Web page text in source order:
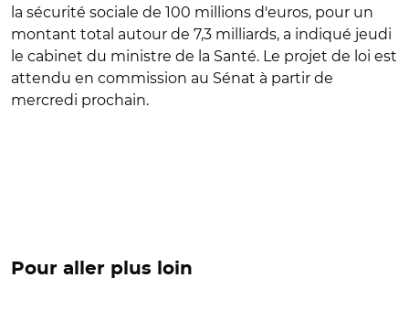
la sécurité sociale de 100 millions d'euros, pour un
montant total autour de 7,3 milliards, a indiqué jeudi
le cabinet du ministre de la Santé. Le projet de loi est
attendu en commission au Sénat à partir de
mercredi prochain.
Pour aller plus loin